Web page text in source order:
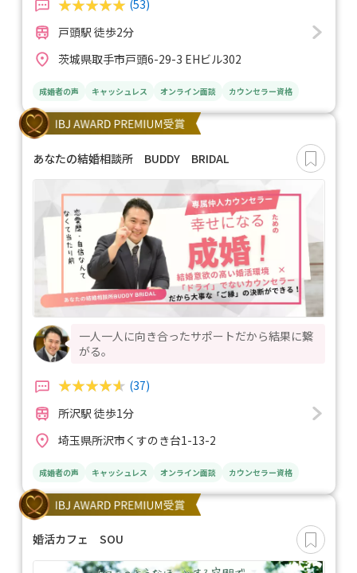
(53)
戸頭駅 徒歩2分
茨城県取手市戸頭6-29-3 EHビル302
成婚者の声 キャッシュレス オンライン面談 カウンセラー資格
あなたの結婚相談所 BUDDY BRIDAL
一人一人に向き合ったサポートだから結果に繋
がる。
(37)
所沢駅 徒歩1分
埼玉県所沢市くすのき台1-13-2
成婚者の声 キャッシュレス オンライン面談 カウンセラー資格
婚活カフェ SOU